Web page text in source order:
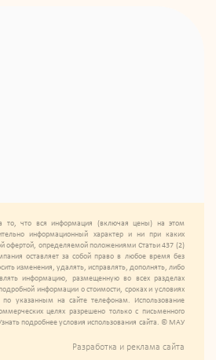
что вся информация (включая цены) на этом
информационный характер и ни при каких
офертой, определяемой положениями Статьи 437 (2)
оставляет за собой право в любое время без
изменения, удалять, исправлять, дополнять, либо
информацию, размещенную во всех разделах
информации о стоимости, сроках и условиях
по указанным на сайте телефонам. Использование
целях разрешено только с письменного
подробнее условия использования сайта. © МАУ
Разработка и реклама сайта